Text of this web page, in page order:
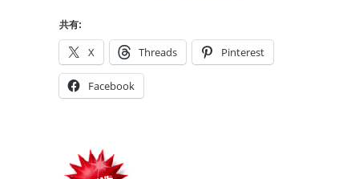
共有:
X Threads Pinterest
Facebook